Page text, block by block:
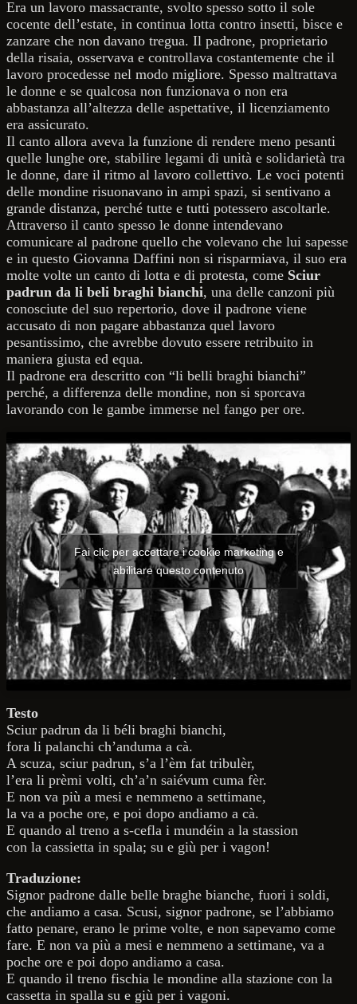
Era un lavoro massacrante, svolto spesso sotto il sole
cocente dell’estate, in continua lotta contro insetti, bisce e
zanzare che non davano tregua. Il padrone, proprietario
della risaia, osservava e controllava costantemente che il
lavoro procedesse nel modo migliore. Spesso maltrattava
le donne e se qualcosa non funzionava o non era
abbastanza all’altezza delle aspettative, il licenziamento
era assicurato.
Il canto allora aveva la funzione di rendere meno pesanti
quelle lunghe ore, stabilire legami di unità e solidarietà tra
le donne, dare il ritmo al lavoro collettivo. Le voci potenti
delle mondine risuonavano in ampi spazi, si sentivano a
grande distanza, perché tutte e tutti potessero ascoltarle.
Attraverso il canto spesso le donne intendevano
comunicare al padrone quello che volevano che lui sapesse
e in questo Giovanna Daffini non si risparmiava, il suo era
molte volte un canto di lotta e di protesta, come Sciur
padrun da li beli braghi bianchi, una delle canzoni più
conosciute del suo repertorio, dove il padrone viene
accusato di non pagare abbastanza quel lavoro
pesantissimo, che avrebbe dovuto essere retribuito in
maniera giusta ed equa.
Il padrone era descritto con “li belli braghi bianchi”
perché, a differenza delle mondine, non si sporcava
lavorando con le gambe immerse nel fango per ore.
Fai clic per accettare i cookie marketing e
abilitare questo contenuto
Testo
Sciur padrun da li béli braghi bianchi,
fora li palanchi ch’anduma a cà.
A scuza, sciur padrun, s’a l’èm fat tribulèr,
l’era li prèmi volti, ch’a’n saiévum cuma fèr.
E non va più a mesi e nemmeno a settimane,
la va a poche ore, e poi dopo andiamo a cà.
E quando al treno a s-cefla i mundéin a la stassion
con la cassietta in spala; su e giù per i vagon!
Traduzione:
Signor padrone dalle belle braghe bianche, fuori i soldi,
che andiamo a casa. Scusi, signor padrone, se l’abbiamo
fatto penare, erano le prime volte, e non sapevamo come
fare. E non va più a mesi e nemmeno a settimane, va a
poche ore e poi dopo andiamo a casa.
E quando il treno fischia le mondine alla stazione con la
cassetta in spalla su e giù per i vagoni.